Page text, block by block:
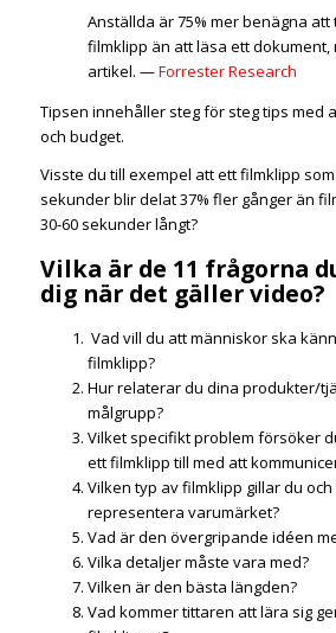
Anställda är 75% mer benägna att
filmklipp än att läsa ett dokument,
artikel. —Forrester Research
Tipsen innehåller steg för steg tips med
och budget.
Visste du till exempel att ett filmklipp
sekunder blir delat 37% fler gånger än
30-60 sekunder långt?
Vilka är de 11 frågorna
dig när det gäller video?
Vad vill du att människor ska
filmklipp?
Hur relaterar du dina produkter/
målgrupp?
Vilket specifikt problem försöker
ett filmklipp till med att
Vilken typ av filmklipp gillar du
representera varumärket?
Vad är den övergripande idéen
Vilka detaljer måste vara med?
Vilken är den bästa längden?
Vad kommer tittaren att lära sig